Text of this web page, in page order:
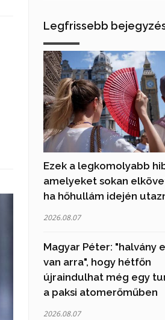
Legfrissebb
Ezek a legkomolyabb
amelyeket sokan
ha hőhullám idején
2026.08.07
Magyar Péter: "halvány
van arra", hogy hétfőn
újraindulhat még egy
a paksi atomerőműben
2026.08.07